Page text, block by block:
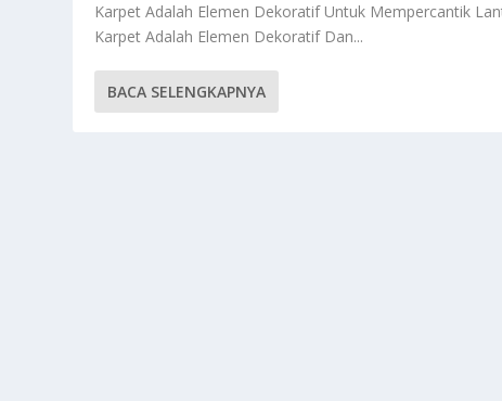
Karpet Adalah Elemen Dekoratif Untuk Mempercantik
Karpet Adalah Elemen Dekoratif Dan...
BACA SELENGKAPNYA